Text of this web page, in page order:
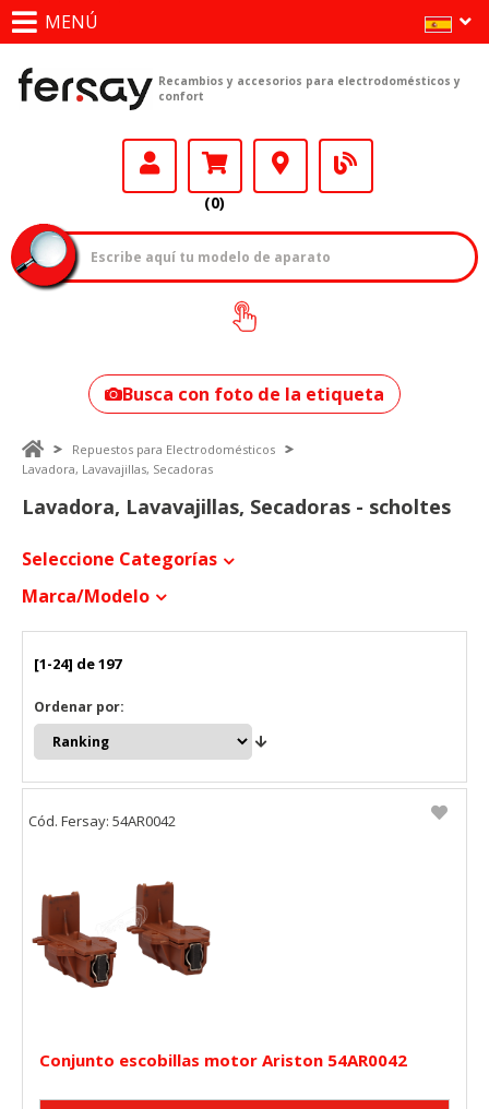
MENÚ
Recambios y accesorios para electrodomésticos y
confort
(0)
¿Cómo encontrar
tu modelo?
Busca con foto de la etiqueta
Repuestos para Electrodomésticos
Lavadora, Lavavajillas, Secadoras
Lavadora, Lavavajillas, Secadoras - scholtes
Seleccione Categorías
Marca/modelo
[1-24] de 197
Ordenar por:
Conjunto escobillas motor Ariston 54AR0042
Cód. Fersay: 54AR0042